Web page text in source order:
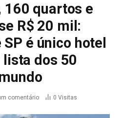
160 quartos e
R$ 20 mil:
é único hotel
dos 50
comentário 0 Visitas